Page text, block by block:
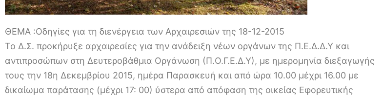
ΘΕΜΑ :Οδηγίες για τη διενέργεια των Αρχαιρεσιών της 18-12-2015
Το Δ.Σ. προκήρυξε αρχαιρεσίες για την ανάδειξη νέων οργάνων της Π.Ε.Δ.Δ.Υ και
αντιπροσώπων στη Δευτεροβάθμια Οργάνωση (Π.Ο.Γ.Ε.Δ.Υ), με ημερομηνία διεξαγωγής
τους την 18η Δεκεμβρίου 2015, ημέρα Παρασκευή και από ώρα 10.00 μέχρι 16.00 με
δικαίωμα παράτασης (μέχρι 17: 00) ύστερα από απόφαση της οικείας Εφορευτικής